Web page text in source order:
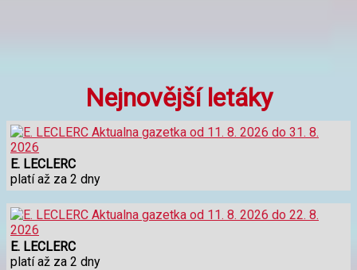
Nejnovější letáky
E. LECLERC
platí až za 2 dny
E. LECLERC
platí až za 2 dny